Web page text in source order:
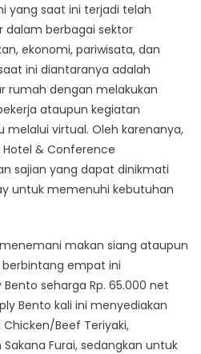
yang saat ini terjadi telah
dalam berbagai sektor
ekonomi, pariwisata, dan
ini diantaranya adalah
rumah dengan melakukan
ataupun kegiatan
virtual. Oleh karenanya,
Hotel & Conference
sajian yang dapat dinikmati
untuk memenuhi kebutuhan
makan siang ataupun
empat ini
seharga Rp. 65.000 net
Bento kali ini menyediakan
Beef Teriyaki,
Furai, sedangkan untuk